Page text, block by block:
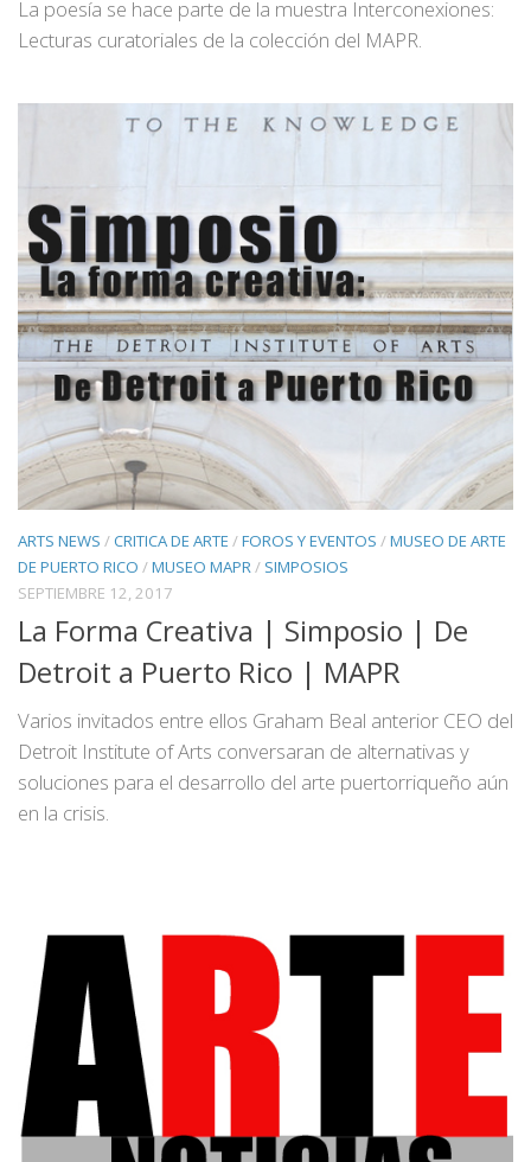
La poesía se hace parte de la muestra Interconexiones:
Lecturas curatoriales de la colección del MAPR.
ARTS NEWS /CRITICA DE ARTE /FOROS Y EVENTOS /MUSEO DE ARTE
DE PUERTO RICO /MUSEO MAPR/ SIMPOSIOS
SEPTIEMBRE 12, 2017
La Forma Creativa | Simposio | De
Detroit a Puerto Rico | MAPR
Varios invitados entre ellos Graham Beal anterior CEO del
Detroit Institute of Arts conversaran de alternativas y
soluciones para el desarrollo del arte puertorriqueño aún
en la crisis.